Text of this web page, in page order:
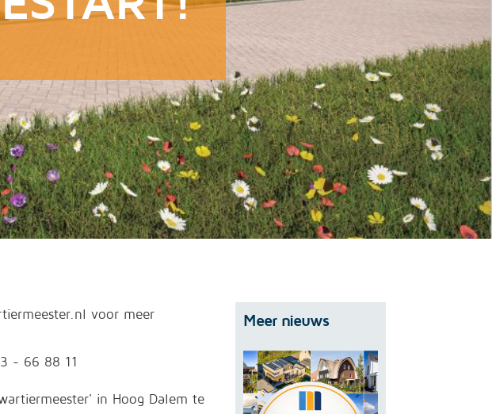
voor meer
- 66 88 11
in Hoog Dalem te
Meer nieuws